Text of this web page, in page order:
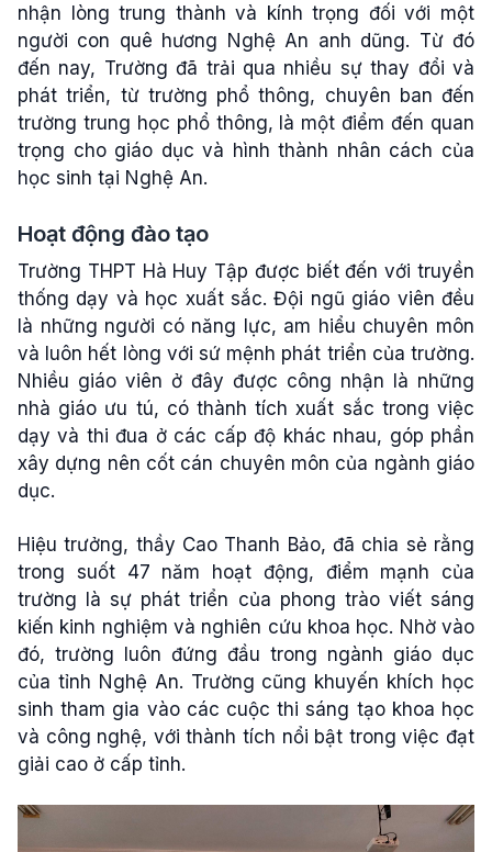
nhận lòng trung thành và kính trọng đối với một
người con quê hương Nghệ An anh dũng. Từ đó
đến nay, Trường đã trải qua nhiều sự thay đổi và
phát triển, từ trường phổ thông, chuyên ban đến
trường trung học phổ thông, là một điểm đến quan
trọng cho giáo dục và hình thành nhân cách của
học sinh tại Nghệ An.
Hoạt động đào tạo
Trường THPT Hà Huy Tập được biết đến với truyền
thống dạy và học xuất sắc. Đội ngũ giáo viên đều
là những người có năng lực, am hiểu chuyên môn
và luôn hết lòng với sứ mệnh phát triển của trường.
Nhiều giáo viên ở đây được công nhận là những
nhà giáo ưu tú, có thành tích xuất sắc trong việc
dạy và thi đua ở các cấp độ khác nhau, góp phần
xây dựng nên cốt cán chuyên môn của ngành giáo
dục.
Hiệu trưởng, thầy Cao Thanh Bảo, đã chia sẻ rằng
trong suốt 47 năm hoạt động, điểm mạnh của
trường là sự phát triển của phong trào viết sáng
kiến kinh nghiệm và nghiên cứu khoa học. Nhờ vào
đó, trường luôn đứng đầu trong ngành giáo dục
của tỉnh Nghệ An. Trường cũng khuyến khích học
sinh tham gia vào các cuộc thi sáng tạo khoa học
và công nghệ, với thành tích nổi bật trong việc đạt
giải cao ở cấp tỉnh.